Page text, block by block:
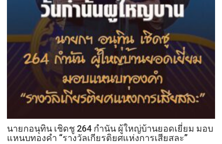
นายกอนุทิน เชิดชู 264 กำนัน ผู้ใหญ่บ้านยอดเยี่ยม มอบ
แหนบทองคำ “รางวัลเกียรติยศแห่งการเสียสละ”